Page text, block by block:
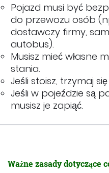
Pojazd musi być
do przewozu osób
dostawczy firmy,
autobus).
Musisz mieć własne
stania.
Jeśli stoisz, trzymaj
Jeśli w pojeździe są
musisz je zapiąć.
Ważne zasady dotyczące